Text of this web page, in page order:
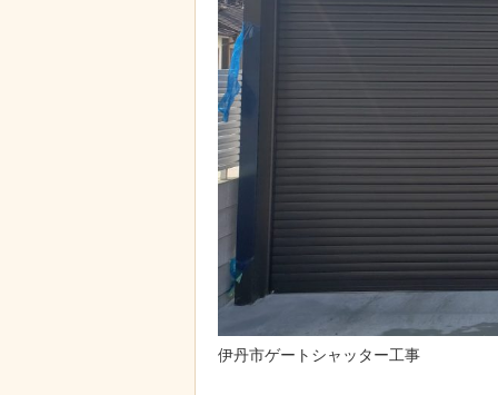
伊丹市ゲートシャッター工事